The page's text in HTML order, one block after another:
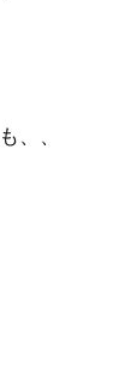
、、